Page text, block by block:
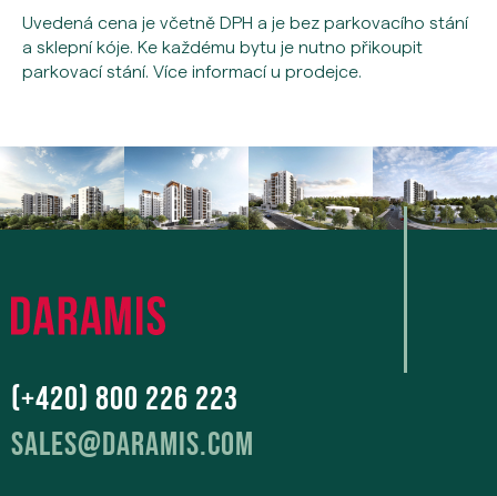
Uvedená cena je včetně DPH a je bez parkovacího stání
a sklepní kóje. Ke každému bytu je nutno přikoupit
parkovací stání. Více informací u prodejce.
(+420) 800 226 223
sales@daramis.com